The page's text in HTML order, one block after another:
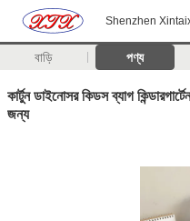
Shenzhen
বাড়ি পণ্য
কার্টুন ডাইনোসর কিডস ব্যাগ
জন্য